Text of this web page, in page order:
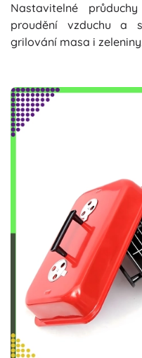
Nastavitelné
proudění vzduchu a
grilování masa i